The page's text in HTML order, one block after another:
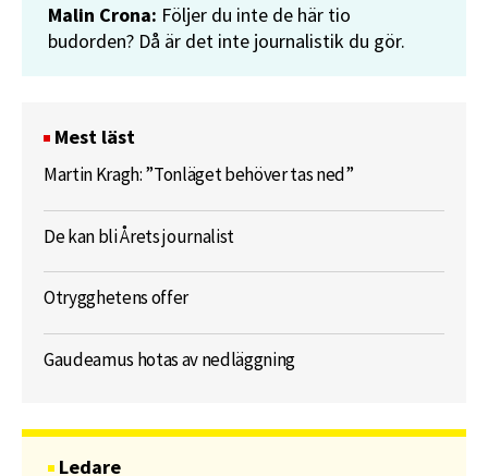
Malin Crona: Följer du inte de här tio
budorden? Då är det inte journalistik du gör.
Mest läst
Martin Kragh: ”Tonläget behöver tas ned”
De kan bli Årets journalist
Otrygghetens offer
Gaudeamus hotas av nedläggning
Ledare